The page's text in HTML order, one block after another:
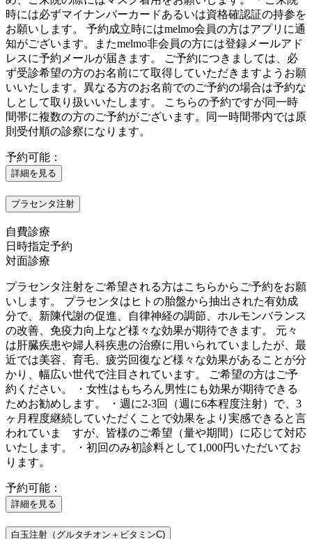
時には必ずマイナンバーカードあるいは資格確認証の持参を
お願いします。 予約成立時にはmelmo会員の方はアプリに通
知がございます。またmelmo非会員の方には登録メールアド
レスに予約メールが届きます。 ご予約につきましては、必
ず受診希望の方のお名前にて取得していただきますようお願
いいたします。異なる方のお名前でのご予約の場合は予約な
しとして取り扱いいたします。 こちらの予約ですが同一時
間帯に複数の方のご予約がございます。同一時間帯内では原
則受付順の診察になります。
予約可能：
詳細を見る
プラセンタ注射
自費診療
日時指定予約
対面診療
プラセンタ注射をご希望される方はこちらからご予約をお願
いします。 プラセンタはヒトの胎盤から抽出された有効成
分で、新陳代謝の促進、自律神経の調節、ホルモンバランス
の改善、免疫力向上など様々な効果が期待できます。 元々
は肝臓疾患や婦人科疾患の治療に用いられていましたが、最
近では美容、育毛、疲労回復など様々な効果があることが分
かり、幅広い世代で注目されています。 ご希望の方はご予
約ください。 ・女性はもちろん男性にも効果が期待できる
ためお勧めします。 ・週に2-3回（週に6本程度注射）で、3
ヶ月程度継続していただくことで効果をより実感できると言
われていま すが、皆様のご希望（量や期間）に応じて対応
いたします。 ・初回のみ初診料として1,000円いただいてお
ります。
予約可能：
詳細を見る
白玉注射（グルタチオン＋ビタミンC)